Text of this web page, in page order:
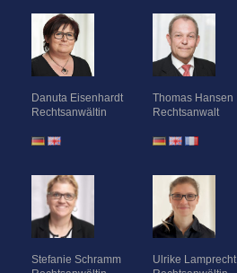
Danuta Eisenhardt
Rechtsanwältin
Thomas Hansen
Rechtsanwalt
Stefanie Schramm
Ulrike Lamprecht